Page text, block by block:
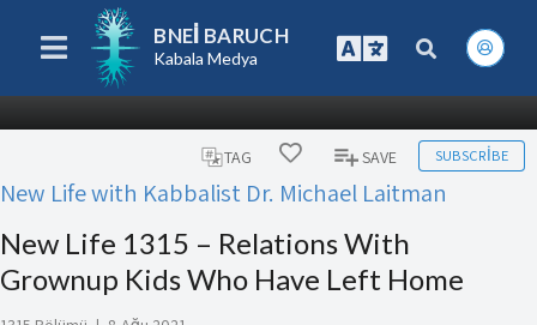
BNEI BARUCH
Kabala Medya
TAG SAVE SUBSCRIBE
New Life with Kabbalist Dr. Michael Laitman
New Life 1315 – Relations With
Grownup Kids Who Have Left Home